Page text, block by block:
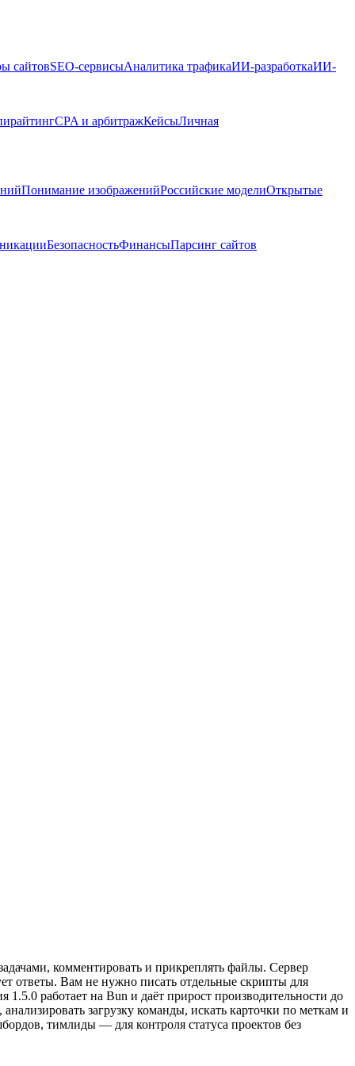
сайтовSEO-сервисыАналитика трафикаИИ-разработкаИИ-
CPA и арбитражКейсыЛичная
Понимание изображенийРоссийские моделиОткрытые
БезопасностьФинансыПарсинг сайтов
комментировать и прикреплять файлы. Сервер
ответы. Вам не нужно писать отдельные скрипты для
работает на Bun и даёт прирост производительности до
загрузку команды, искать карточки по меткам и
тимлиды — для контроля статуса проектов без